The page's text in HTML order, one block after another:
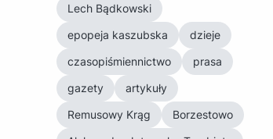
Lech Bądkowski
epopeja kaszubska
dzieje
czasopiśmiennictwo
prasa
gazety
artykuły
Remusowy Krąg
Borzestowo